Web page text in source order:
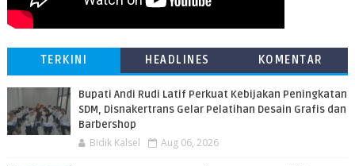
TERKINI HEADLINES KOMENTAR
Bupati Andi Rudi Latif Perkuat Kebijakan Peningkatan
SDM, Disnakertrans Gelar Pelatihan Desain Grafis dan
Barbershop
Bidik Kalsel Aug 06, 2026